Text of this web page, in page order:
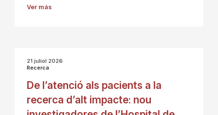
Ver más
21 juliol 2026
Recerca
De l’atenció als pacients a la
recerca d’alt impacte: nou